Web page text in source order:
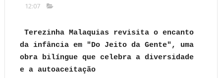
12:07
Terezinha Malaquias revisita o encanto
da infância em "Do Jeito da Gente", uma
obra bilíngue que celebra a diversidade
e a autoaceitação